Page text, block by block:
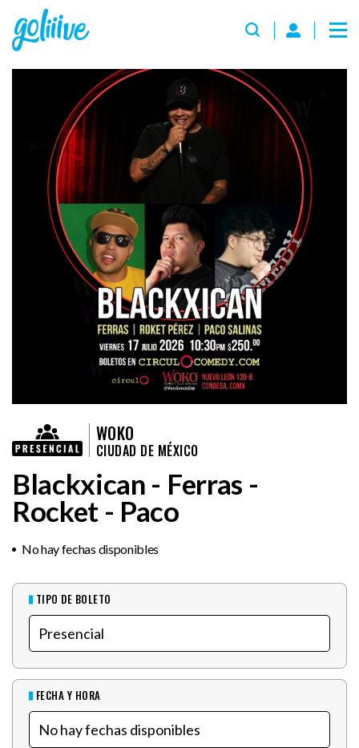
WOKO
CIUDAD DE MÉXICO
Blackxican - Ferras -
Rocket - Paco
No hay fechas disponibles
TIPO DE BOLETO
FECHA Y HORA